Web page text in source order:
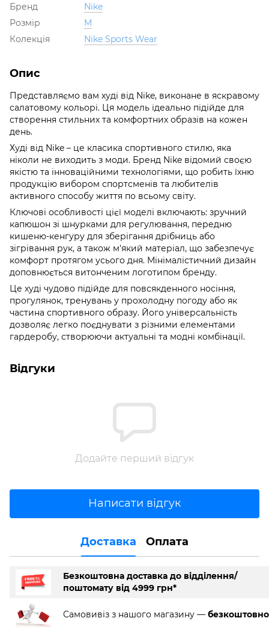
Бренд
Nike
Розмір
M
Колекція
Nike Sports Wear
Опис
Представляємо вам худі від Nike, виконане в яскравому
салатовому кольорі. Ця модель ідеально підійде для
створення стильних та комфортних образів на кожен
день.
Худі від Nike – це класика спортивного стилю, яка
ніколи не виходить з моди. Бренд Nike відомий своєю
якістю та інноваційними технологіями, що робить їхню
продукцію вибором спортсменів та любителів
активного способу життя по всьому світу.
Ключові особливості цієї моделі включають: зручний
капюшон зі шнурками для регулювання, передню
кишеню-кенгуру для зберігання дрібниць або
зігрівання рук, а також м'який матеріал, що забезпечує
комфорт протягом усього дня. Мінімалістичний дизайн
доповнюється витонченим логотипом бренду.
Це худі чудово підійде для повсякденного носіння,
прогулянок, тренувань у прохолодну погоду або як
частина спортивного образу. Його універсальність
дозволяє легко поєднувати з різними елементами
гардеробу, створюючи актуальні та модні комбінації.
Відгуки
Додайте перший відгук
Написати відгук
Доставка Оплата
Безкоштовна доставка до відділення/
поштомату від 4999 грн*
Самовивіз з нашого магазину — безкоштовно